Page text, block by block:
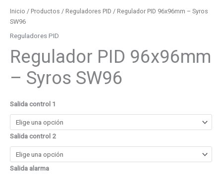
Inicio / Productos / Reguladores PID / Regulador PID 96x96mm – Syros
SW96
Reguladores PID
Regulador PID 96x96mm
– Syros SW96
Salida control 1
Salida control 2
Salida alarma